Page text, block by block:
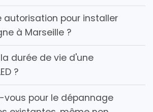
autorisation pour installer
à Marseille ?
durée de vie d'une
?
vous pour le dépannage